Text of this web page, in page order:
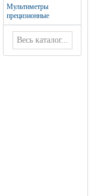
Мультиметры
прецизионные